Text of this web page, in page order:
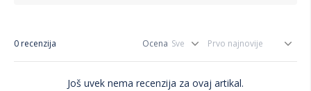
0 recenzija Ocena
Još uvek nema recenzija za ovaj artikal.